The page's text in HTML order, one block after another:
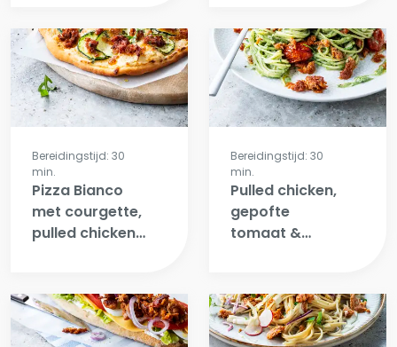
Bereidingstijd: 30
min.
Pizza Bianco
met courgette,
pulled chicken
Bereidingstijd: 30
min.
Pulled chicken,
gepofte
tomaat &
spaghetti